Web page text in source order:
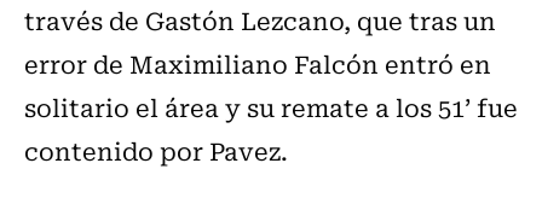
través de Gastón Lezcano, que tras un
error de Maximiliano Falcón entró en
solitario el área y su remate a los 51’ fue
contenido por Pavez.